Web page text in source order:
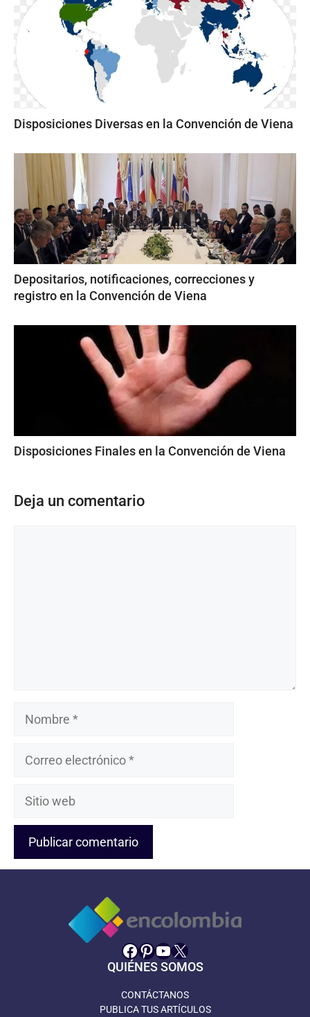
Disposiciones Diversas en la Convención de Viena
Depositarios, notificaciones, correcciones y
registro en la Convención de Viena
Disposiciones Finales en la Convención de Viena
Deja un comentario
Nombre
Sitio
Facebook
Pinterest
YouTube
X
QUIÉNES SOMOS
CONTÁCTANOS
PUBLICA TUS ARTÍCULOS